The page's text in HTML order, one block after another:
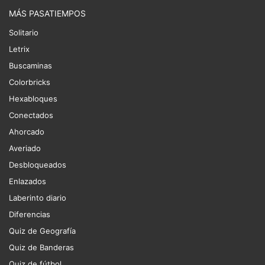
MÁS PASATIEMPOS
Solitario
Letrix
Buscaminas
Colorbricks
Hexabloques
Conectados
Ahorcado
Averiado
Desbloqueados
Enlazados
Laberinto diario
Diferencias
Quiz de Geografía
Quiz de Banderas